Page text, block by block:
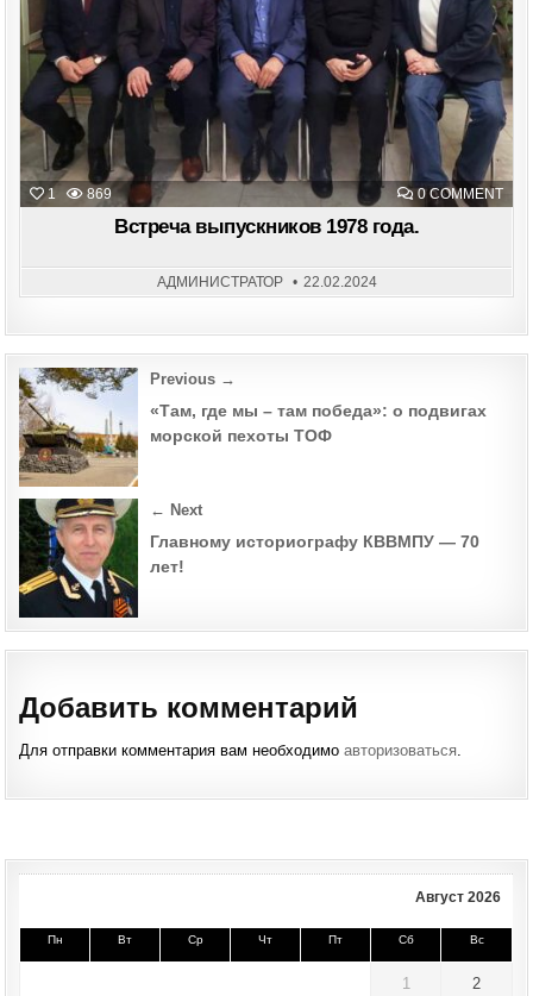
1 869 0 COMMENTON
Встреча выпускников 1978 года.
АДМИНИСТРАТОР 22.02.2024
Post
navigation
Previous →
«Там, где мы – там победа»: о подвигах
морской пехоты ТОФ
← Next
Главному историографу КВВМПУ — 70
лет!
Добавить комментарий
Для отправки комментария вам необходимоавторизоваться.
Август 2026
Пн Вт Ср Чт Пт Сб Вс
1 2